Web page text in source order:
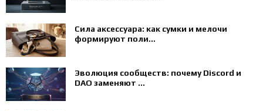
Сила аксессуара: как сумки и мелочи
формируют поли...
Эволюция сообществ: почему Discord и
DAO заменяют ...